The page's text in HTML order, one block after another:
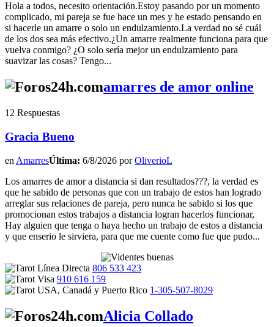
Hola a todos, necesito orientación.Estoy pasando por un momento
complicado, mi pareja se fue hace un mes y he estado pensando en
si hacerle un amarre o solo un endulzamiento.La verdad no sé cuál
de los dos sea más efectivo.¿Un amarre realmente funciona para que
vuelva conmigo? ¿O solo sería mejor un endulzamiento para
suavizar las cosas? Tengo...
amarres de amor online
12 Respuestas
Gracia Bueno
en AmarresÚltima: 6/8/2026 porOliverioL
Los amarres de amor a distancia si dan resultados???, la verdad es
que he sabido de personas que con un trabajo de estos han logrado
arreglar sus relaciones de pareja, pero nunca he sabido si los que
promocionan estos trabajos a distancia logran hacerlos funcionar,
Hay alguien que tenga o haya hecho un trabajo de estos a distancia
y que enserio le sirviera, para que me cuente como fue que pudo...
806 533 423
910 616 159
1-305-507-8029
Alicia Collado